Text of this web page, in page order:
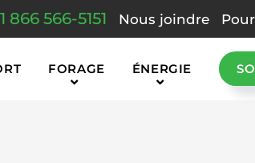
1 866 566-5151 Nous joindre
FORAGE ÉNERGIE